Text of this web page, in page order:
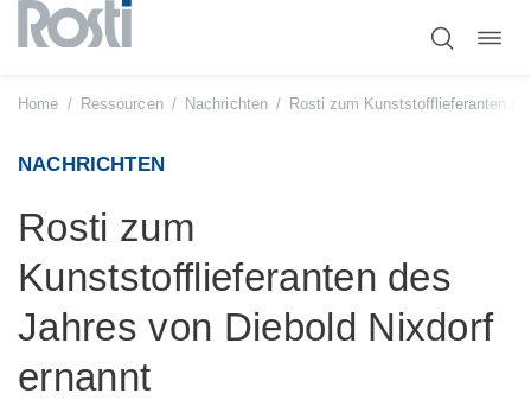
Zum
springen
Home / Ressourcen / Nachrichten / Rosti zum Kunststofflieferanten
NACHRICHTEN
Rosti zum
Kunststofflieferanten des
Jahres von Diebold Nixdorf
ernannt